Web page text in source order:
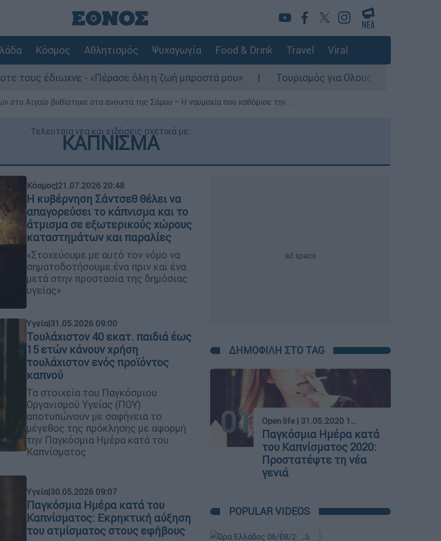
Κόσμος Αθλητισμός Ψυχαγωγία Food & Drink Travel Viral
- «Πέρασε όλη η ζωή μπροστά μου» Τουρισμός για Ολους 2026-2027: Τα SOS για να
στο Αιγαίο βυθίστηκε στα ανοιχτά της Σάμου – Η ναυμαχία που καθόρισε την...
Τελευταία νέα και ειδήσεις σχετικά με:
ΚΑΠΝΙΣΜΑ
Κόσμος|21.07.2026 20:48
Η κυβέρνηση Σάντσεθ θέλει να
απαγορεύσει το κάπνισμα και το
άτμισμα σε εξωτερικούς χώρους
καταστημάτων και παραλίες
«Στοχεύουμε με αυτό τον νόμο να
σηματοδοτήσουμε ένα πριν και ένα
μετά στην προστασία της δημόσιας
υγείας»
Υγεία|31.05.2026 09:00
Τουλάχιστον 40 εκατ. παιδιά έως
15 ετών κάνουν χρήση
τουλάχιστον ενός προϊόντος
καπνού
Τα στοιχεία του Παγκόσμιου
Οργανισμού Υγείας (ΠΟΥ)
αποτυπώνουν με σαφήνεια το
μέγεθος της πρόκλησης με αφορμή
την Παγκόσμια Ημέρα κατά του
Καπνίσματος
Υγεία|30.05.2026 09:07
Παγκόσμια Ημέρα κατά του
Καπνίσματος: Εκρηκτική αύξηση
του ατμίσματος στους εφήβους
ΔΗΜΟΦΙΛΗ ΣΤΟ TAG
01 Open life | 31.05.2020 17:48
Παγκόσμια Ημέρα κατά
του Καπνίσματος 2020:
Προστατέψτε τη νέα
γενιά
POPULAR VIDEOS